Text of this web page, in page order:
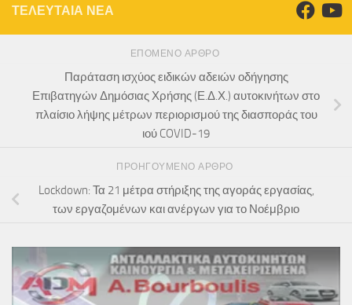
ΤΕΛΕΥΤΑΙΑ ΝΕΑ
ΕΠΌΜΕΝΟ ΆΡΘΡΟ
Παράταση ισχύος ειδικών αδειών οδήγησης
Επιβατηγών Δημόσιας Χρήσης (Ε.Δ.Χ.) αυτοκινήτων στο
πλαίσιο λήψης μέτρων περιορισμού της διασποράς του
ιού COVID-19
ΠΡΟΗΓΟΎΜΕΝΟ ΆΡΘΡΟ
Lockdown: Τα 21 μέτρα στήριξης της αγοράς εργασίας,
των εργαζομένων και ανέργων για το Νοέμβριο